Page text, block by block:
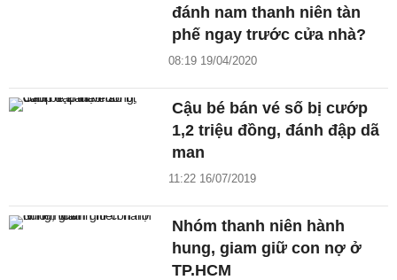
đánh nam thanh niên tàn
phế ngay trước cửa nhà?
08:19 19/04/2020
Cậu bé bán vé số bị cướp
1,2 triệu đồng, đánh đập dã
man
11:22 16/07/2019
Nhóm thanh niên hành
hung, giam giữ con nợ ở
TP.HCM